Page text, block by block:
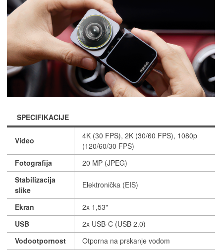
SPECIFIKACIJE
Video
4K (30 FPS), 2K (30/60 FPS), 1080p
(120/60/30 FPS)
Fotografija
20 MP (JPEG)
Stabilizacija
slike
Elektronička (EIS)
Ekran
2x 1,53"
USB
2x USB-C (USB 2.0)
Vodootpornost
Otporna na prskanje vodom